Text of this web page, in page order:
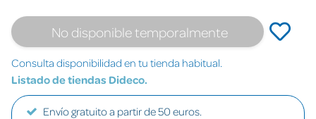
No disponible temporalmente
Consulta disponibilidad en tu tienda habitual.
Listado de tiendas Dideco.
Envío gratuito a partir de 50 euros.